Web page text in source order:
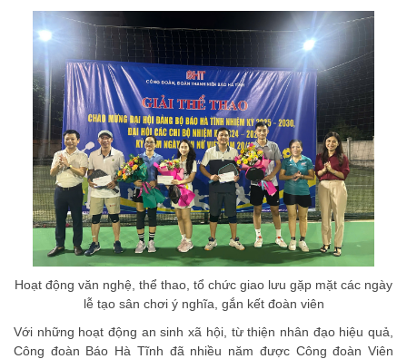
Hoạt động văn nghệ, thể thao, tổ chức giao lưu gặp mặt các ngày
lễ tạo sân chơi ý nghĩa, gắn kết đoàn viên
Với những hoạt động an sinh xã hội, từ thiện nhân đạo hiệu quả,
Công đoàn Báo Hà Tĩnh đã nhiều năm được Công đoàn Viên